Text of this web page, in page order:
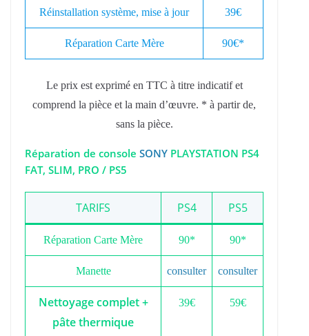
Réinstallation système, mise à jour 39€
Réparation Carte Mère 90€*
Le prix est exprimé en TTC à titre indicatif et
comprend la pièce et la main d’œuvre. * à partir de,
sans la pièce.
Réparation de console SONY PLAYSTATION PS4
FAT, SLIM, PRO / PS5
TARIFS PS4 PS5
Réparation Carte Mère 90* 90*
Manette consulter consulter
Nettoyage complet +
pâte thermique
39€ 59€